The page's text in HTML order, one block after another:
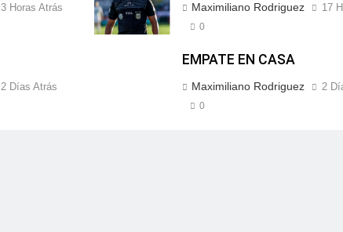
3 Horas Atrás Maximiliano Rodriguez 17
0
2 Días Atrás
EMPATE EN CASA
Maximiliano Rodriguez 2
0